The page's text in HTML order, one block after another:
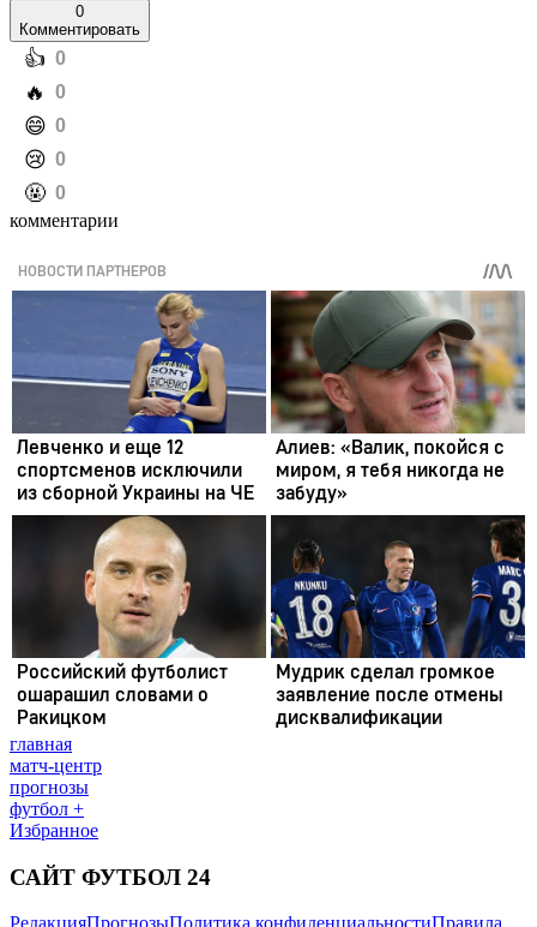
0
Комментировать
️👍 0
️🔥 0
️😄 0
️😢 0
️🤬 0
комментарии
главная
матч-центр
прогнозы
футбол +
Избранное
САЙТ ФУТБОЛ 24